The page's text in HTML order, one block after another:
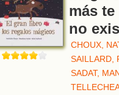
más
no
CHOUX,
SAILLARD,
SADAT,